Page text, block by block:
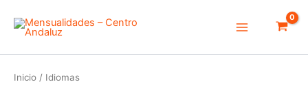
contenido
Menu
Inicio / Idiomas